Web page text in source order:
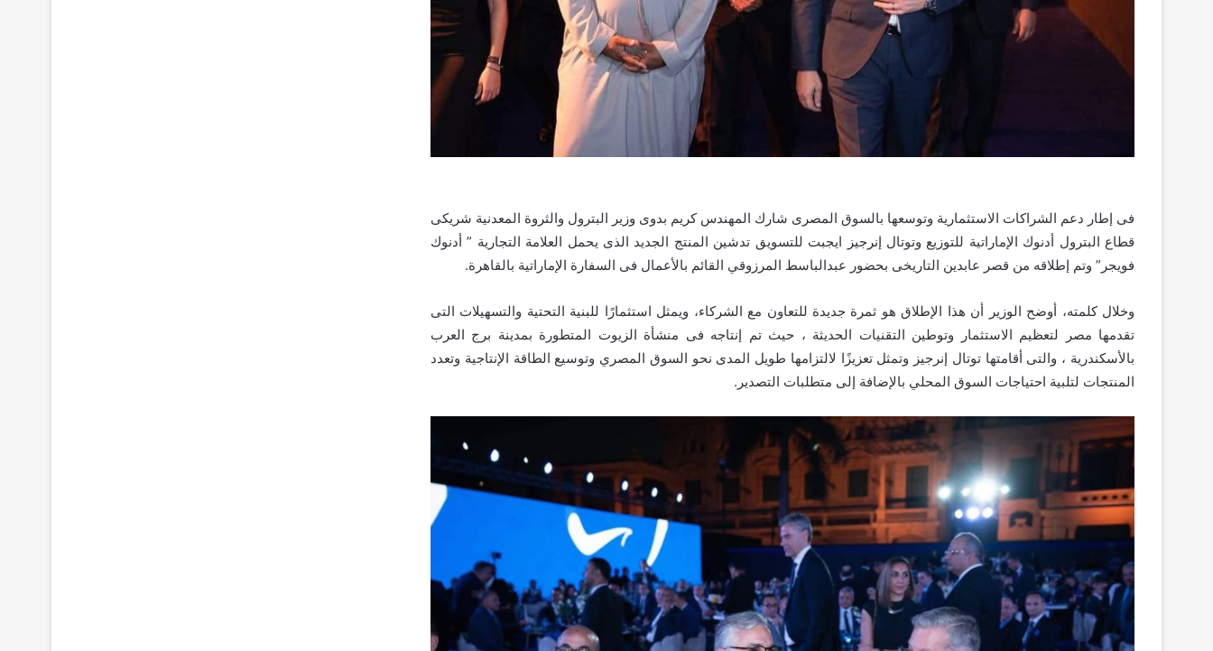
فى إطار دعم الشراكات الاستثمارية وتوسعها بالسوق المصرى شارك المهندس كريم بدوى وزير البترول والثروة المعدنية شريكى
قطاع البترول أدنوك الإماراتية للتوزيع وتوتال إنرجيز ايجبت للتسويق تدشين المنتج الجديد الذى يحمل العلامة التجارية ” أدنوك
فويجر” وتم إطلاقه من قصر عابدين التاريخى بحضور عبدالباسط المرزوقي القائم بالأعمال فى السفارة الإماراتية بالقاهرة.
وخلال كلمته، أوضح الوزير أن هذا الإطلاق هو ثمرة جديدة للتعاون مع الشركاء، ويمثل استثمارًا للبنية التحتية والتسهيلات التى
تقدمها مصر لتعظيم الاستثمار وتوطين التقنيات الحديثة ، حيث تم إنتاجه فى منشأة الزيوت المتطورة بمدينة برج العرب
بالأسكندرية ، والتى أقامتها توتال إنرجيز وتمثل تعزيزًا لالتزامها طويل المدى نحو السوق المصري وتوسيع الطاقة الإنتاجية وتعدد
المنتجات لتلبية احتياجات السوق المحلي بالإضافة إلى متطلبات التصدير.